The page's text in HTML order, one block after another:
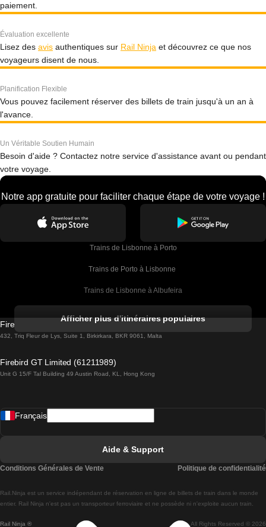
paiement.
Évaluation excellente
Lisez des avis authentiques sur Rail Ninja et découvrez ce que nos
voyageurs disent de nous.
Planification Flexible
Vous pouvez facilement réserver des billets de train jusqu'à un an à
l'avance.
Un Véritable Soutien Humain
Besoin d'aide ? Contactez notre service d'assistance avant ou pendant
votre voyage.
Notre app gratuite pour faciliter chaque étape de votre voyage !
Trains de Lisbonne à Porto
Trains de Porto à Lisbonne
Trains de Lisbonne à Albufeira
Trains de Lisbonne à Lagos
Trains de Lisbonne à Madrid
Trains de Lisbonne à Braga
Trains de Braga à Lisbonne
Afficher plus d'itinéraires populaires
Firebird GT Limited (OC 1451)
432, Triq Fleur de Lys, Suite 1, Birkirkara, BKR 9061, Malta
Firebird GT Limited (61211989)
Unit G 15/F Tal Building 49 Austin Road, KL, Hong Kong
Rail Ninja ® All Rights Reserved © 2026
Rail.Ninja est un service indépendant de réservation en ligne de billets de train dans le monde
entier. Rail Ninja n'est pas un transporteur ferroviaire et ne possède ni n'exploite aucun train.
Français
Aide & Support
Conditions Générales de Vente Politique de confidentialité